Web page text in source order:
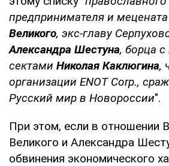
предпринимателя и мецената
Великого, экс-главу
Александра Шестуна, борца
сектами Николая Каклюгина,
организации ENOT Corp.,
Русский мир в Новороссии".
При этом, если в отношении
Великого и Александра
обвинения экономического